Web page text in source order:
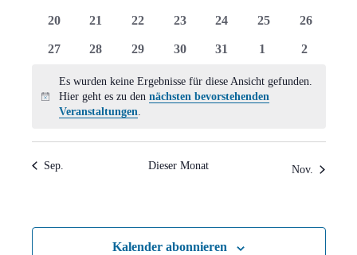
0
20
0
21
0
22
0
23
0
24
0
25
0
26
0
27
0
28
0
29
0
30
0
31
0
1
0
2
Hinweis
Es wurden keine Ergebnisse für diese Ansicht gefunden.
Hier geht es zu den nächsten bevorstehenden
Veranstaltungen.
Sep. Dieser Monat Nov.
Kalender abonnieren